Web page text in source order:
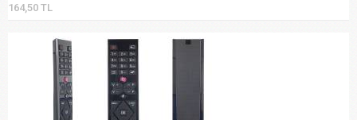
164,50 TL